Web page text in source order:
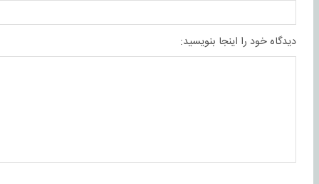
دیدگاه خود را اینجا بنویسید: